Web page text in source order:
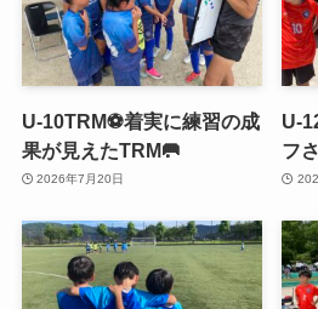
U-10TRM⚽️着実に練習の成
果が見えたTRM🥅
2026年7月20日
U-
フ